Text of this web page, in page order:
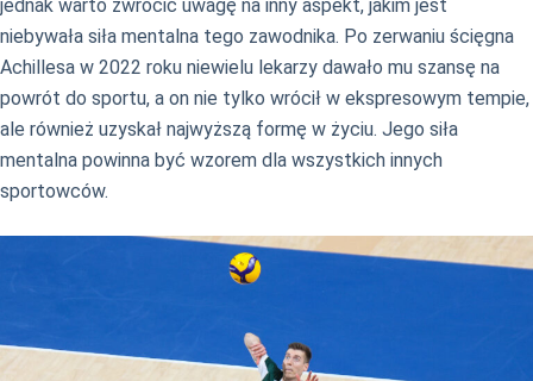
jednak warto zwrócić uwagę na inny aspekt, jakim jest
niebywała siła mentalna tego zawodnika. Po zerwaniu ścięgna
Achillesa w 2022 roku niewielu lekarzy dawało mu szansę na
powrót do sportu, a on nie tylko wrócił w ekspresowym tempie,
ale również uzyskał najwyższą formę w życiu. Jego siła
mentalna powinna być wzorem dla wszystkich innych
sportowców.